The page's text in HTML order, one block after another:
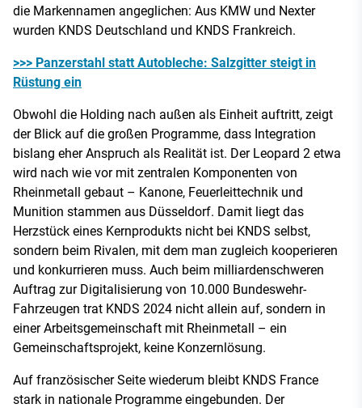
die Markennamen angeglichen: Aus KMW und Nexter
wurden KNDS Deutschland und KNDS Frankreich.
>>> Panzerstahl statt Autobleche: Salzgitter steigt in
Rüstung ein
Obwohl die Holding nach außen als Einheit auftritt, zeigt
der Blick auf die großen Programme, dass Integration
bislang eher Anspruch als Realität ist. Der Leopard 2 etwa
wird nach wie vor mit zentralen Komponenten von
Rheinmetall gebaut – Kanone, Feuerleittechnik und
Munition stammen aus Düsseldorf. Damit liegt das
Herzstück eines Kernprodukts nicht bei KNDS selbst,
sondern beim Rivalen, mit dem man zugleich kooperieren
und konkurrieren muss. Auch beim milliardenschweren
Auftrag zur Digitalisierung von 10.000 Bundeswehr-
Fahrzeugen trat KNDS 2024 nicht allein auf, sondern in
einer Arbeitsgemeinschaft mit Rheinmetall – ein
Gemeinschaftsprojekt, keine Konzernlösung.
Auf französischer Seite wiederum bleibt KNDS France
stark in nationale Programme eingebunden. Der